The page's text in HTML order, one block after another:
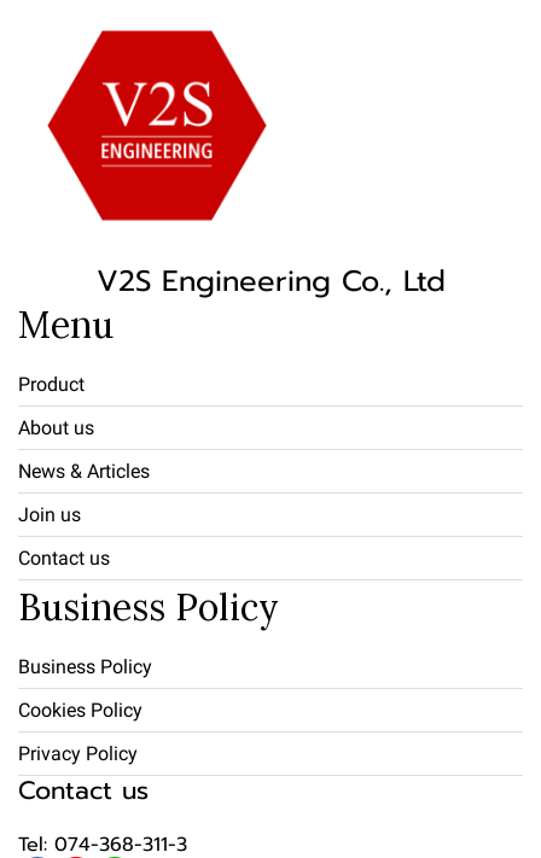
V2S Engineering Co., Ltd
Menu
Product
About us
News & Articles
Join us
Contact us
Business Policy
Business Policy
Cookies Policy
Privacy Policy
Contact us
Tel: 074-368-311-3